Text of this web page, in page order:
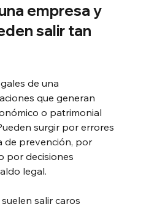
empresa y
salir tan
de una
que generan
o patrimonial
surgir por errores
de prevención, por
por decisiones
legal.
salir caros